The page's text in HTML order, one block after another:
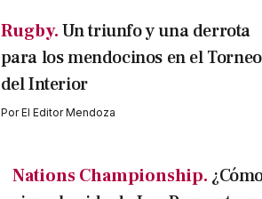
Rugby.Un triunfo y una derrota
para los mendocinos en el Torneo
del Interior
PorEl Editor Mendoza
Nations Championship.